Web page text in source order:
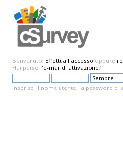
Benvenuto! Effettua l'accesso oppure
Hai perso l'e-mail di attivazione?
Inserisci il nome utente, la password e